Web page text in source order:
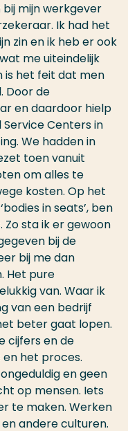
bij mijn werkgever
Ik had het
zin en ik heb er ook
me uiteindelijk
is het feit dat men
Door de
en daardoor hielp
Centers in
We hadden in
toen vanuit
om alles te
kosten. Op het
in seats’, ben
Zo sta ik er gewoon
bij de
bij me dan
Het pure
van. Waar ik
van een bedrijf
beter gaat lopen.
cijfers en de
het proces.
en geen
op mensen. Iets
te maken. Werken
andere culturen.